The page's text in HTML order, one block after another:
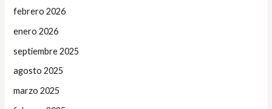
febrero 2026
enero 2026
septiembre 2025
agosto 2025
marzo 2025